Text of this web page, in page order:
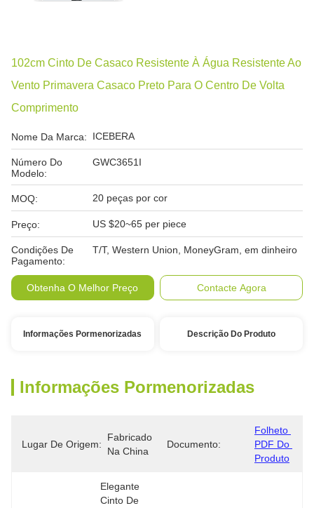
102cm Cinto De Casaco Resistente À Água Resistente Ao
Vento Primavera Casaco Preto Para O Centro De Volta
Comprimento
Nome Da Marca: ICEBERA
Número Do
Modelo:
GWC3651I
MOQ: 20 peças por cor
Preço: US $20~65 per piece
Condições De
Pagamento:
T/T, Western Union, MoneyGram, em dinheiro
Obtenha O Melhor Preço Contacte Agora
Informações Pormenorizadas Descrição Do Produto
Informações Pormenorizadas
Lugar De Origem:
Fabricado
Na China
Documento:
Folheto
PDF Do
Produto
Elegante
Cinto De